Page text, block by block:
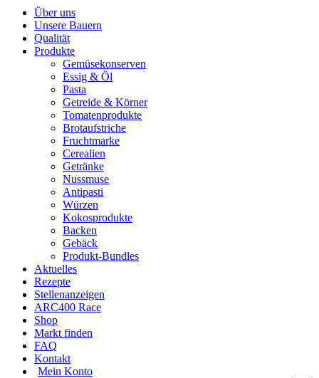
Über uns
Unsere Bauern
Qualität
Produkte
Gemüsekonserven
Essig & Öl
Pasta
Getreide & Körner
Tomatenprodukte
Brotaufstriche
Fruchtmarke
Cerealien
Getränke
Nussmuse
Antipasti
Würzen
Kokosprodukte
Backen
Gebäck
Produkt-Bundles
Aktuelles
Rezepte
Stellenanzeigen
ARC400 Race
Shop
Markt finden
FAQ
Kontakt
Mein Konto